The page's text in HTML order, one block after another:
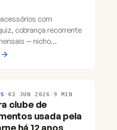
com
cobrança recorrente
— nicho
alta.
·02 JUN 2026 · 9 MIN
clube de
usada pela
há 12 anos